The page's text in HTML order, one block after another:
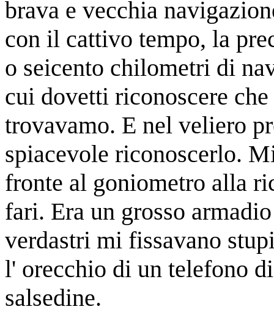
brava e vecchia
con il cattivo tempo, la
o seicento chilometri di
cui dovetti riconoscere
trovavamo. E nel veliero
spiacevole riconoscerlo.
fronte al goniometro alla
fari. Era un grosso
verdastri mi fissavano
l' orecchio di un telefono
salsedine.